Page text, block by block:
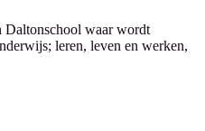
waar wordt
leren, leven en werken,